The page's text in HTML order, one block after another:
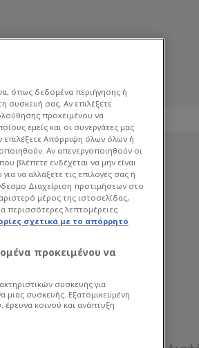
της
όπως δεδομένα περιήγησης ή
συσκευή σας. Αν επιλέξετε
προκειμένου να
εμείς και οι συνεργάτες μας
Απόρριψη όλων όλων ή
Αν απενεργοποιηθούν οι
βλέπετε ενδέχεται να μην είναι
να αλλάξετε τις επιλογές σας ή
Διαχείριση προτιμήσεων στο
μέρος της ιστοσελίδας,
περισσότερες λεπτομέρειες
σχετικά με το απόρρητό
προκειμένου να
συσκευής για
συσκευής. Εξατομικευμένη
κοινού και ανάπτυξη